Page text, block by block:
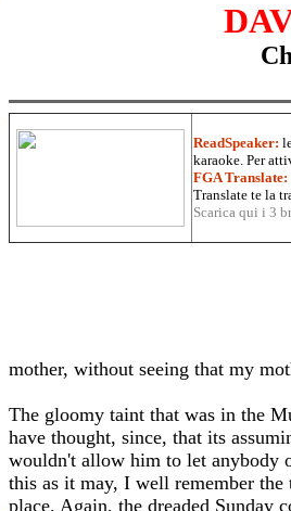
ReadSpeaker:
karaoke. Per
FGA Translate:
Translate te la
Scarica qui i 3
mother, without seeing that my
The gloomy taint that was in the
have thought, since, that its
wouldn't allow him to let anybody
this as it may, I well remember the
place. Again, the dreaded Sunday